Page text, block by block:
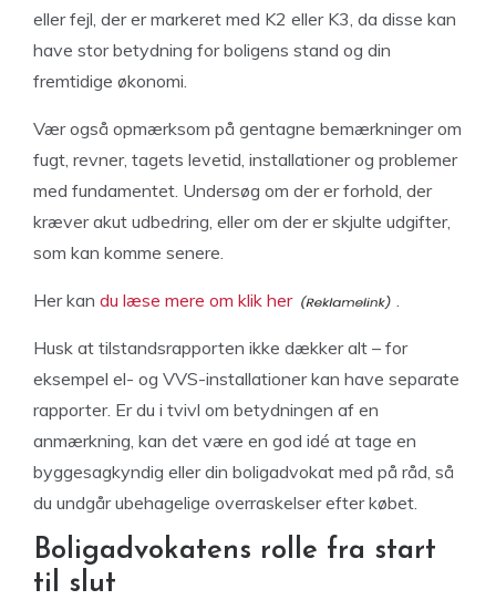
eller fejl, der er markeret med K2 eller K3, da disse kan
have stor betydning for boligens stand og din
fremtidige økonomi.
Vær også opmærksom på gentagne bemærkninger om
fugt, revner, tagets levetid, installationer og problemer
med fundamentet. Undersøg om der er forhold, der
kræver akut udbedring, eller om der er skjulte udgifter,
som kan komme senere.
Her kan du læse mere om klik her .
Husk at tilstandsrapporten ikke dækker alt – for
eksempel el- og VVS-installationer kan have separate
rapporter. Er du i tvivl om betydningen af en
anmærkning, kan det være en god idé at tage en
byggesagkyndig eller din boligadvokat med på råd, så
du undgår ubehagelige overraskelser efter købet.
Boligadvokatens rolle fra start
til slut